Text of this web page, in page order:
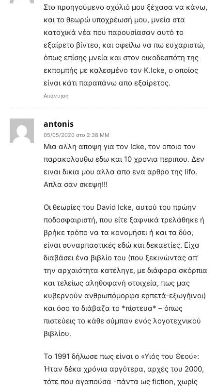
Στο προηγούμενο σχόλιό μου ξέχασα να κάνω,
και το θεωρώ υποχρέωσή μου, μνεία στα
κατοχικά νέα που παρουσίασαν αυτό το
εξαίρετο βίντεο, και οφείλω να πω ευχαριστώ,
όπως επίσης μνεία και στον οικοδεσπότη της
εκπομπής με καλεσμένο τον Κ.Icke, ο οποίος
είναι κάτι παραπάνω απο εξαίρετος.
Απάντηση
antonis
05/05/2020 στο 2:38 ΜΜ
Μια αλλη αποψη για τον Icke, τον οποιο τον
παρακολουθω εδω και 10 χρονια περιπου. Δεν
ειναι δικια μου αλλα απο ενα αρθρο της lifo.
Απλα σαν σκεψη!!!
Οι θεωρίες του David Icke, αυτού του πρώην
ποδοσφαιριστή, που είτε ξαφνικά τρελάθηκε ή
βρήκε τρόπο να τα κονομήσει ή και τα δύο,
είναι συναρπαστικές εδώ και δεκαετίες. Είχα
διαβάσει ένα βιβλίο του (που ξεκινώντας απ’
την αρχαιότητα κατέληγε, με διάφορα σκόρπια
και τελείως αληθοφανή στοιχεία, πως μας
κυβερνούν ανθρωπόμορφα ερπετά-εξωγήινοι)
και όσο το διάβαζα το *πίστευα* – όπως
πιστεύεις το κάθε σύμπαν ενός λογοτεχνικού
βιβλίου.
To 1991 δήλωσε πως είναι ο «Υιός του Θεού»:
Ήταν δέκα χρόνια αργότερα, αρχές του 2000,
τότε που αγαπούσα -πάντα ως fiction, χωρίς